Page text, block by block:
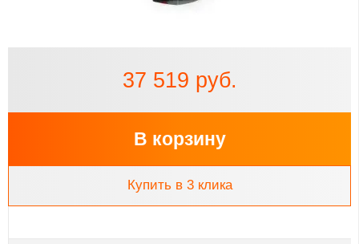
37 519 руб.
В корзину
Купить в 3 клика